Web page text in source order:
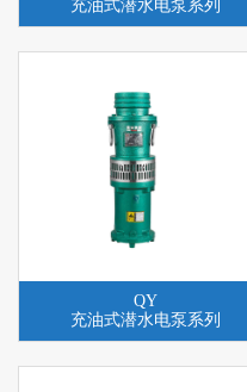
充油式潜水电泵系列
QY
充油式潜水电泵系列